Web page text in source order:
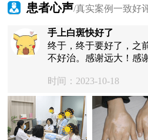
患者心声/真实案例一致好
手上白斑快好了
终于，终于要好了，之
不好治。感谢远大！感
时间：2023-10-18